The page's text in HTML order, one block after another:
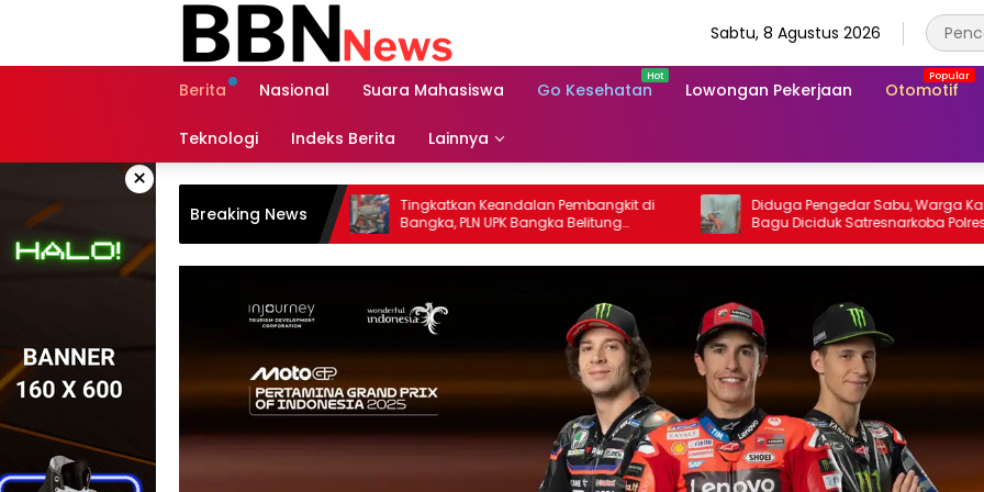
Sabtu, 8 Agustus 2026
Berita Nasional Suara Mahasiswa Go Kesehatan Lowongan Pekerjaan Otomotif
Teknologi Indeks Berita Lainnya
×
Breaking News
NTB Perkuat Keandalan Listrik
melalui PDKB
Tingkatkan Keandalan Pembangkit di
Bangka, PLN UPK Bangka Belitung
Lakukan Hal Berikut
Diduga Pengedar Sabu, Warga Karang
Bagu Diciduk Satresnarkoba Polresta
Mataram